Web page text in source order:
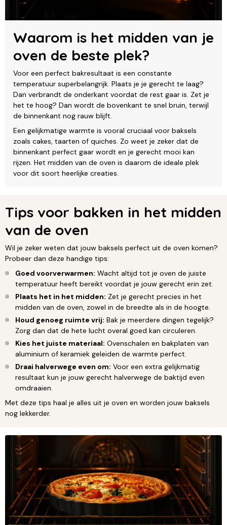
Waarom is het midden van je
oven de beste plek?
Voor een perfect bakresultaat is een constante
temperatuur superbelangrijk. Plaats je je gerecht te laag?
Dan verbrandt de onderkant voordat de rest gaar is. Zet je
het te hoog? Dan wordt de bovenkant te snel bruin, terwijl
de binnenkant nog rauw blijft.
Een gelijkmatige warmte is vooral cruciaal voor baksels
zoals cakes, taarten of quiches. Zo weet je zeker dat de
binnenkant perfect gaar wordt en je gerecht mooi kan
rijzen. Het midden van de oven is daarom de ideale plek
voor dit soort heerlijke creaties.
Tips voor bakken in het midden
van de oven
Wil je zeker weten dat jouw baksels perfect uit de oven komen?
Probeer dan deze handige tips:
Goed voorverwarmen: Wacht altijd tot je oven de juiste
temperatuur heeft bereikt voordat je jouw gerecht erin zet.
Plaats het in het midden: Zet je gerecht precies in het
midden van de oven, zowel in de breedte als in de hoogte.
Houd genoeg ruimte vrij: Bak je meerdere dingen tegelijk?
Zorg dan dat de hete lucht overal goed kan circuleren.
Kies het juiste materiaal: Ovenschalen en bakplaten van
aluminium of keramiek geleiden de warmte perfect.
Draai halverwege even om: Voor een extra gelijkmatig
resultaat kun je jouw gerecht halverwege de baktijd even
omdraaien.
Met deze tips haal je alles uit je oven en worden jouw baksels
nog lekkerder.